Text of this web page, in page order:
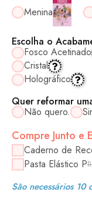
Menina
Escolha o
Fosco Acetinado
Cristal
Holográfico
Quer reformar
Não quero.
Compre Junto e
Caderno de
Pasta Elástico P
São necessários